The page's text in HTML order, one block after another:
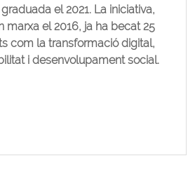
el 2021. La iniciativa,
marxa el 2016, ja ha becat 25
com la transformació digital,
i desenvolupament social.